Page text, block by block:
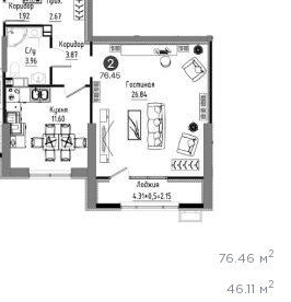
76.46 м 2
46.11 м 2
Да, удалить Отмена